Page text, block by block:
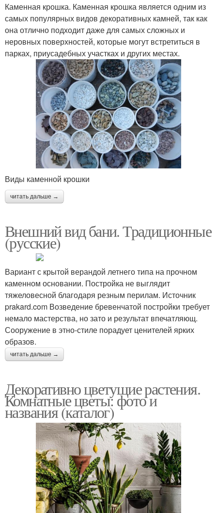
Каменная крошка. Каменная крошка является одним из
самых популярных видов декоративных камней, так как
она отлично подходит даже для самых сложных и
неровных поверхностей, которые могут встретиться в
парках, приусадебных участках и других местах.
Виды каменной крошки
читать дальше →
Внешний вид бани. Традиционные
(русские)
Вариант с крытой верандой летнего типа на прочном
каменном основании. Постройка не выглядит
тяжеловесной благодаря резным перилам. Источник
prakard.com Возведение бревенчатой постройки требует
немало мастерства, но зато и результат впечатляющ.
Сооружение в этно-стиле порадует ценителей ярких
образов.
читать дальше →
Декоративно цветущие растения.
Комнатные цветы: фото и
названия (каталог)